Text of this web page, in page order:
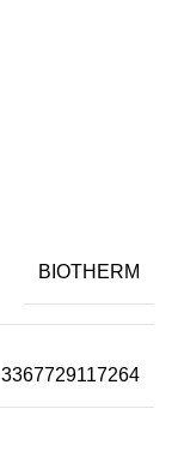
BIOTHERM
3367729117264